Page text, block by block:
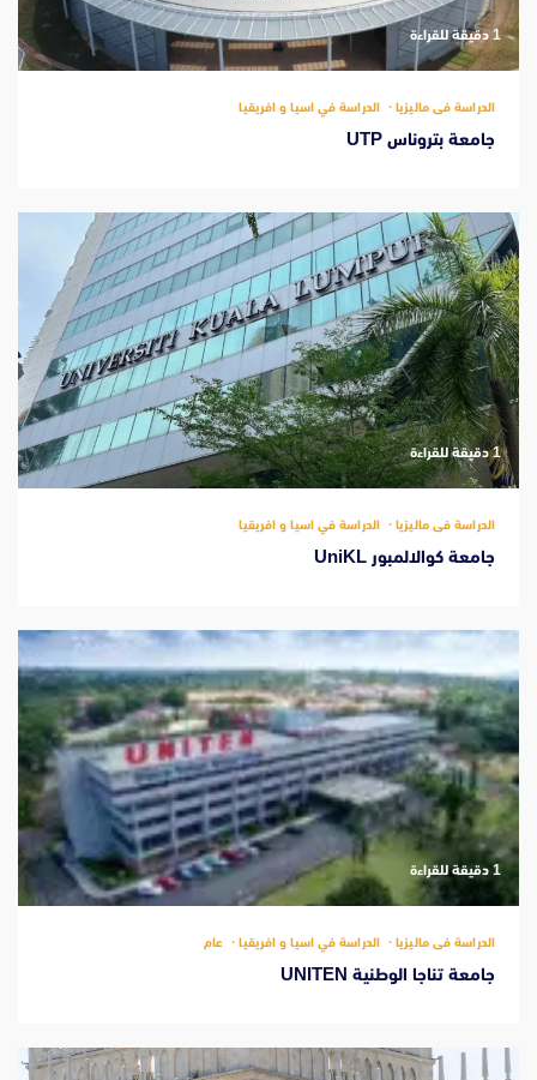
‫1 دقيقة للقراءة
الدراسة فى ماليزيا الدراسة في اسيا و افريقيا
جامعة بتروناس UTP
‫1 دقيقة للقراءة
الدراسة فى ماليزيا الدراسة في اسيا و افريقيا
جامعة كوالالمبور UniKL
‫1 دقيقة للقراءة
الدراسة فى ماليزيا الدراسة في اسيا و افريقيا عام
جامعة تناجا الوطنية UNITEN